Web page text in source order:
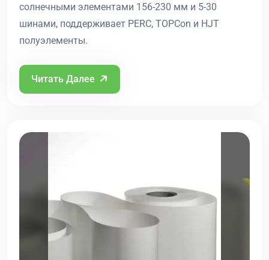
солнечными элементами 156-230 мм и 5-30
шинами, поддерживает PERC, TOPCon и HJT
полуэлементы.
Читать Далее